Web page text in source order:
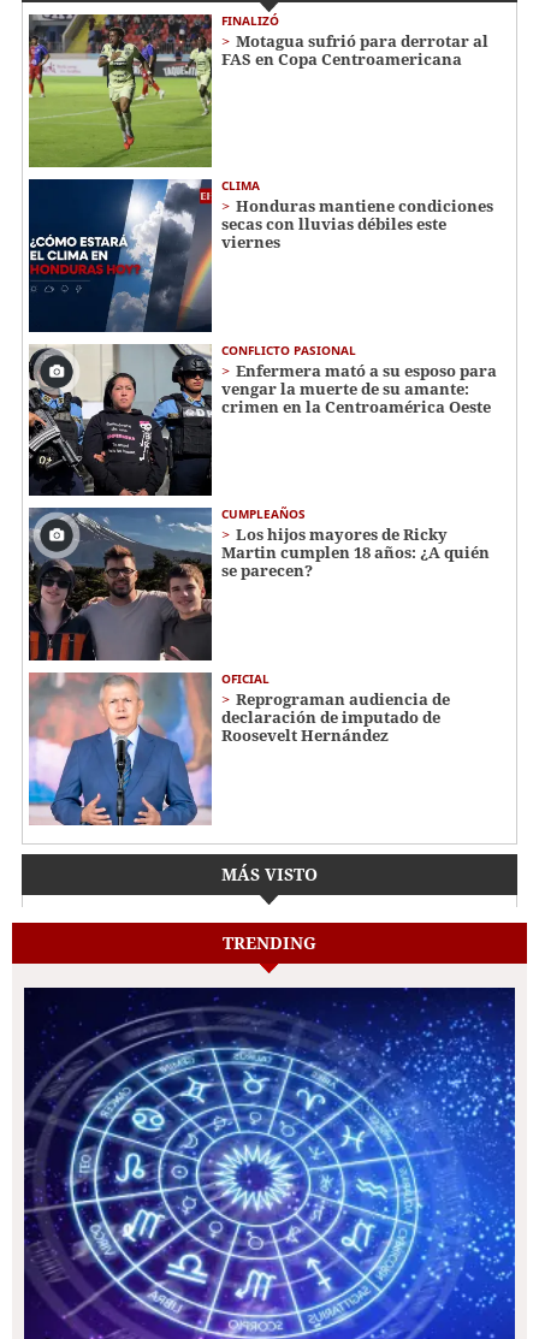
FINALIZÓ
Motagua sufrió para derrotar al
FAS en Copa Centroamericana
CLIMA
Honduras mantiene condiciones
secas con lluvias débiles este
viernes
CONFLICTO PASIONAL
Enfermera mató a su esposo para
vengar la muerte de su amante:
crimen en la Centroamérica Oeste
CUMPLEAÑOS
Los hijos mayores de Ricky
Martin cumplen 18 años: ¿A quién
se parecen?
OFICIAL
Reprograman audiencia de
declaración de imputado de
Roosevelt Hernández
MÁS VISTO
TRENDING